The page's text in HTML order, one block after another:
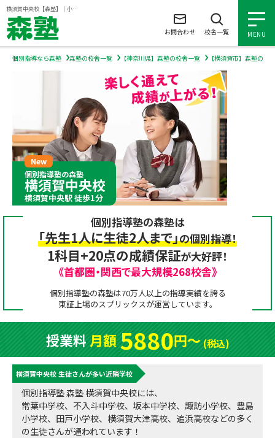
横須賀中央校【森塾】｜小学生・中学生・高校生の個別指導塾・学習塾
MENU
小学生の個別指導
中学生の個別指導
高校生の個別指導
森塾を知る
森塾を知る トップ
森塾の想い
成績アップをかなえる！森塾メソッド
森塾の授業料について
子と親のお悩み別！なぜ？どうして？森塾！
数字でなるほど！森塾
動画でわかる！森塾
入塾について
入塾について トップ
塾の選び方
入塾までの流れ
無料体験授業について
森塾のお得なキャンペーン・割引制度
よくあるご質問
お電話はこちら
0120-602-607
授業料等お問合わせはこちら
校舎一覧
お問合わせ 校舎一覧
個別指導なら森塾 森塾の校舎一覧 【神奈川県】森塾の校舎一覧 【横須賀市】森塾の校
個別指導塾の森塾
横須賀中央校
横須賀中央駅 徒歩1分
個別指導塾の森塾は
「先生1人に生徒2人まで」の個別指導！
1科目+20点の成績保証が大好評！
《首都圏・関西で最大規模268校舎》
個別指導塾の森塾は70万人以上の指導実績を誇る
東証上場のスプリックスが運営しています。
授業料月額5880円〜(税込)
横須賀中央校 生徒さんが多い近隣学校
個別指導塾 森塾 横須賀中央校には、
常葉中学校、不入斗中学校、坂本中学校、諏訪小学校、豊島
小学校、田戸小学校、横須賀大津高校、追浜高校などの多く
の生徒さんが通われています！